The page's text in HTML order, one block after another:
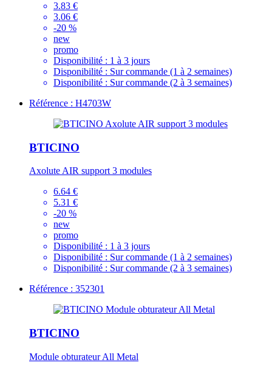
3.83 €
3.06 €
-20 %
new
promo
Disponibilité : 1 à 3 jours
Disponibilité : Sur commande (1 à 2 semaines)
Disponibilité : Sur commande (2 à 3 semaines)
Référence : H4703W
BTICINO
Axolute AIR support 3 modules
6.64 €
5.31 €
-20 %
new
promo
Disponibilité : 1 à 3 jours
Disponibilité : Sur commande (1 à 2 semaines)
Disponibilité : Sur commande (2 à 3 semaines)
Référence : 352301
BTICINO
Module obturateur All Metal